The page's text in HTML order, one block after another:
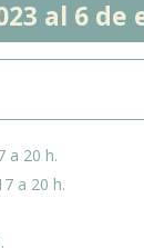
al 6 de
a 20 h.
a 20 h.